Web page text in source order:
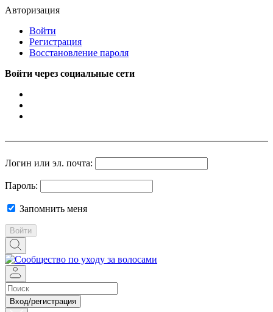
Авторизация
Войти
Регистрация
Восстановление пароля
Войти через социальные сети
Логин или эл. почта:
Пароль:
Запомнить меня
Войти
Вход/регистрация